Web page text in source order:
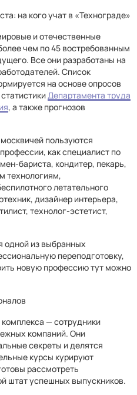
на кого учат в «Технограде»
и отечественные
чем по 45 востребованным
Все они разработаны на
Список
на основе опросов
Департамента труда
, а также прогнозов
пользуются
как специалист по
бариста, кондитер, пекарь,
технологиям,
летательного
дизайнер интерьера,
технолог-эстетист,
одной из выбранных
переподготовку,
новую профессию тут можно
— сотрудники
компаний. Они
секреты и делятся
курсы курируют
рассмотреть
штат успешных выпускников.